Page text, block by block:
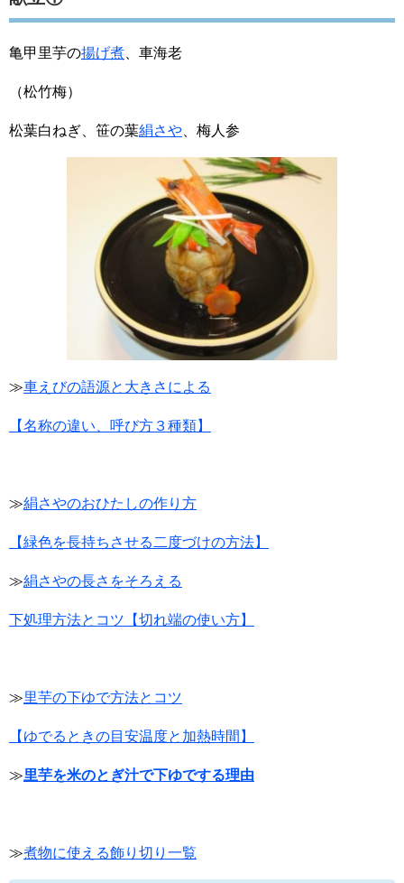
亀甲里芋の揚げ煮 、車海老
（松竹梅）
松葉白ねぎ、笹の葉絹さや 、梅人参
≫車えびの語源と大きさによる
【名称の違い、呼び方３種類】
≫絹さやのおひたしの作り方
【緑色を長持ちさせる二度づけの方法】
≫絹さやの長さをそろえる
下処理方法とコツ【切れ端の使い方】
≫里芋の下ゆで方法とコツ
【ゆでるときの目安温度と加熱時間】
≫里芋を米のとぎ汁で下ゆでする理由
≫煮物に使える飾り切り一覧